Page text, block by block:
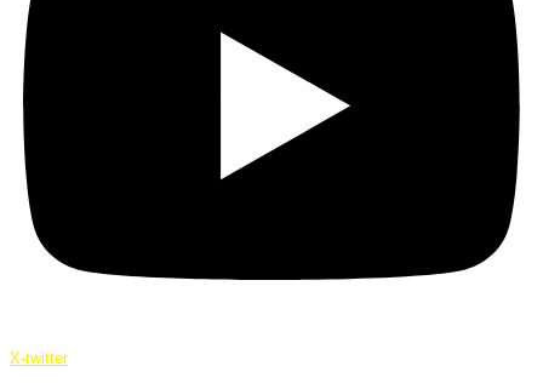
X-twitter